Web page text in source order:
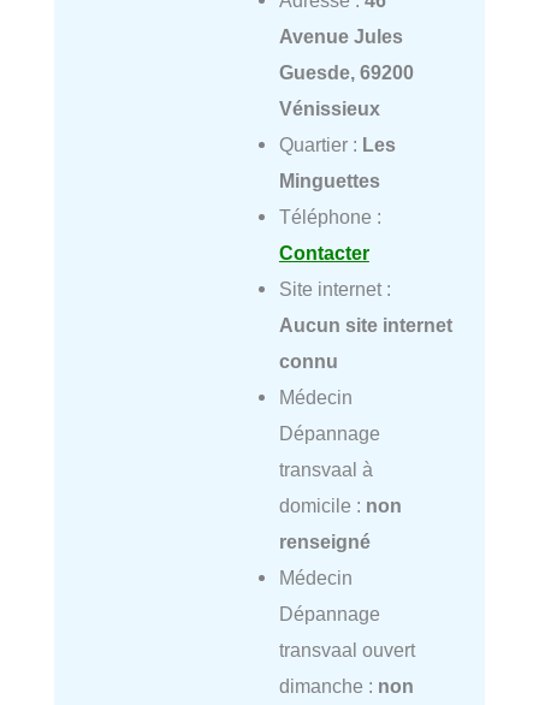
Avenue Jules
Guesde, 69200
Vénissieux
Quartier : Les
Minguettes
Téléphone :
Contacter
Site internet :
Aucun site internet
connu
Médecin
Dépannage
transvaal à
domicile : non
renseigné
Médecin
Dépannage
transvaal ouvert
dimanche : non